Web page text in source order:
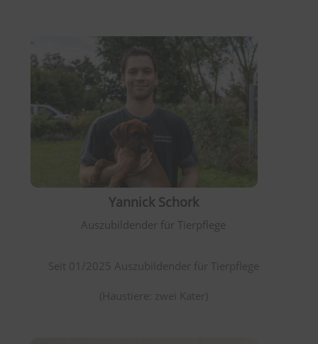
Yannick Schork
Auszubildender für Tierpflege
Seit 01/2025 Auszubildender für Tierpflege
(Haustiere: zwei Kater)